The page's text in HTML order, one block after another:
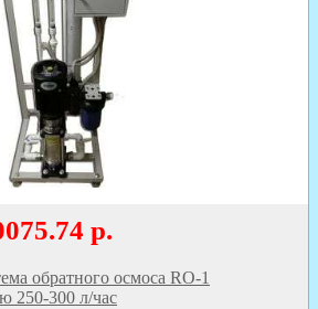
р.
обратного осмоса RO-1
250-300 л/час